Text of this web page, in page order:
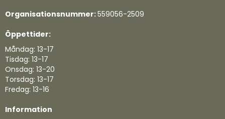
Organisationsnummer:559056-2509
Öppettider:
Måndag: 13-17
Tisdag: 13-17
Onsdag: 13-20
Torsdag: 13-17
Fredag: 13-16
Information